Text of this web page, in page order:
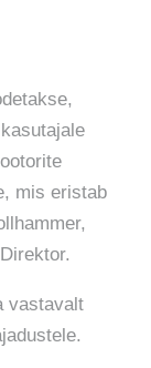
mis eristab
vastavalt